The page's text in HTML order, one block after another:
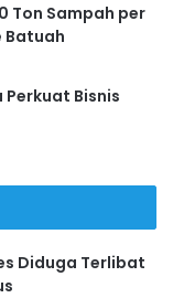
Ton Sampah per
Batuah
Perkuat Bisnis
Diduga Terlibat